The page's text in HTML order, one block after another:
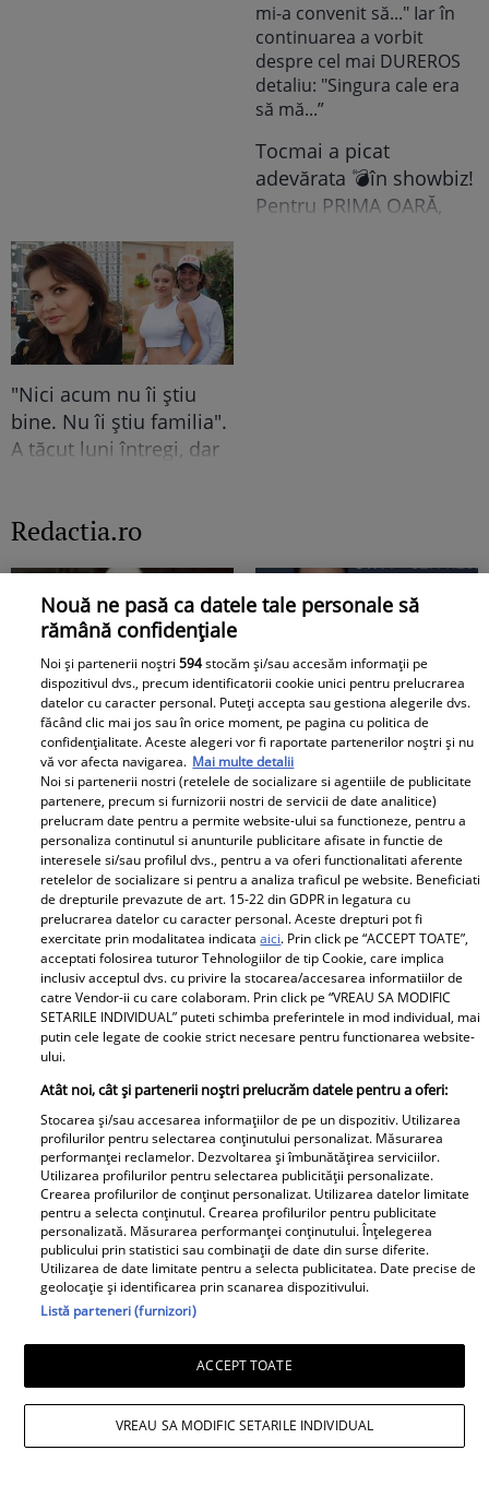
Tocmai a picat
adevărata 💣în showbiz!
Pentru PRIMA OARĂ,
"Nici acum nu îi știu
bine. Nu îi știu familia".
A tăcut luni întregi, dar
relația cu GINERELE EI,
la iveală și ACEST
AMĂNUNT ce i-a lăsat
pe mulți fără replică:
"M-am lămurit"
Redactia.ro
Boala care a rapus-o pe
Adela Marculescu. De
ce ajunsese in scaun cu
rotile: &quot;In urma cu
un an...&quot; Vezi mai
mult
Primele cuvinte ale
mamei lui Rares Cojoc
dupa divortul de
Andreea Popescu. Ce i-a
comentat public fostei
nurori
Doliu în familia lui Miraj
Tzunami! Fiica artistului
și-a luat rămas-bun
printr-un mesaj dureros
Surpriză în showbiz-ul
românesc! Valentin
Sanfira și Codruța Filip,
împreună ....
Retete
Salată de dovlecei cu
iaurt și usturoi – rețeta
perfectă pentru vară
Înghețată de pepene
pentru toată familia
Nouă ne pasă ca datele tale personale să
rămână confidențiale
Noi și partenerii noștri594stocăm și/sau accesăm informații pe
dispozitivul dvs., precum identificatorii cookie unici pentru prelucrarea
datelor cu caracter personal. Puteți accepta sau gestiona alegerile dvs.
făcând clic mai jos sau în orice moment, pe pagina cu politica de
confidențialitate. Aceste alegeri vor fi raportate partenerilor noștri și nu
vă vor afecta navigarea. Mai multe detalii
Noi si partenerii nostri (retelele de socializare si agentiile de publicitate
partenere, precum si furnizorii nostri de servicii de date analitice)
prelucram date pentru a permite website-ului sa functioneze, pentru a
personaliza continutul si anunturile publicitare afisate in functie de
interesele si/sau profilul dvs., pentru a va oferi functionalitati aferente
retelelor de socializare si pentru a analiza traficul pe website. Beneficiati
de drepturile prevazute de art. 15-22 din GDPR in legatura cu
prelucrarea datelor cu caracter personal. Aceste drepturi pot fi
exercitate prin modalitatea indicataaici. Prin click pe “ACCEPT TOATE”,
acceptati folosirea tuturor Tehnologiilor de tip Cookie, care implica
inclusiv acceptul dvs. cu privire la stocarea/accesarea informatiilor de
catre Vendor-ii cu care colaboram. Prin click pe “VREAU SA MODIFIC
SETARILE INDIVIDUAL” puteti schimba preferintele in mod individual, mai
putin cele legate de cookie strict necesare pentru functionarea website-
ului.
Atât noi, cât și partenerii noștri prelucrăm datele pentru a oferi:
Stocarea și/sau accesarea informațiilor de pe un dispozitiv. Utilizarea
profilurilor pentru selectarea conținutului personalizat. Măsurarea
performanței reclamelor. Dezvoltarea și îmbunătățirea serviciilor.
Utilizarea profilurilor pentru selectarea publicității personalizate.
Crearea profilurilor de conținut personalizat. Utilizarea datelor limitate
pentru a selecta conținutul. Crearea profilurilor pentru publicitate
personalizată. Măsurarea performanței conținutului. Înțelegerea
publicului prin statistici sau combinații de date din surse diferite.
Utilizarea de date limitate pentru a selecta publicitatea. Date precise de
geolocație și identificarea prin scanarea dispozitivului.
Listă parteneri (furnizori)
ACCEPT TOATE
VREAU SA MODIFIC SETARILE INDIVIDUAL